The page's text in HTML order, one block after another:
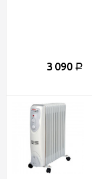
3 090 Р